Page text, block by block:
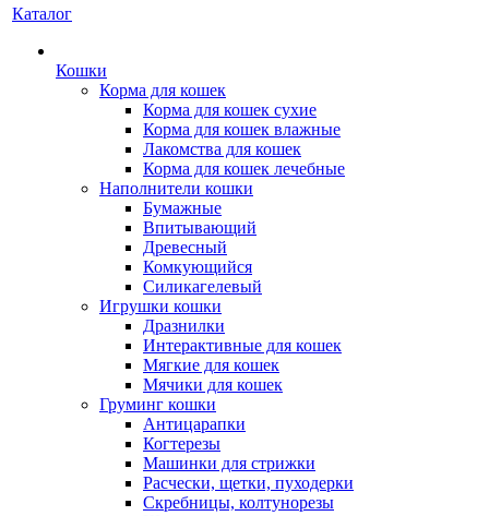
Каталог
Кошки
Корма для кошек
Корма для кошек сухие
Корма для кошек влажные
Лакомства для кошек
Корма для кошек лечебные
Наполнители кошки
Бумажные
Впитывающий
Древесный
Комкующийся
Силикагелевый
Игрушки кошки
Дразнилки
Интерактивные для кошек
Мягкие для кошек
Мячики для кошек
Груминг кошки
Антицарапки
Когтерезы
Машинки для стрижки
Расчески, щетки, пуходерки
Скребницы, колтунорезы